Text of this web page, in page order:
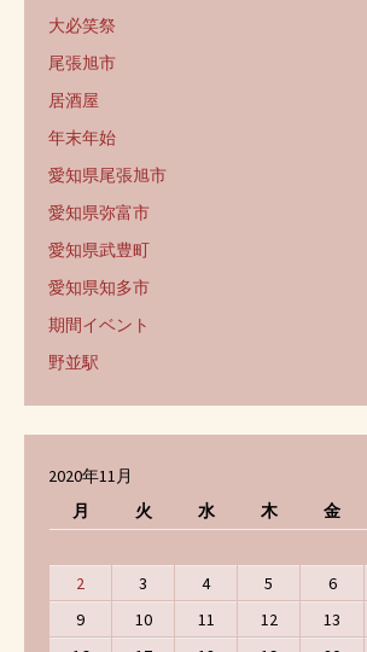
大必笑祭
尾張旭市
居酒屋
年末年始
愛知県尾張旭市
愛知県弥富市
愛知県武豊町
愛知県知多市
期間イベント
野並駅
2020年11月
月
火 水 木 金
2
3 4 5 6
9
10 11 12 13